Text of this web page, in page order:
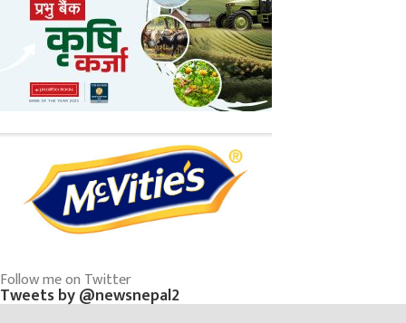
Follow me on Twitter
Tweets by @newsnepal2